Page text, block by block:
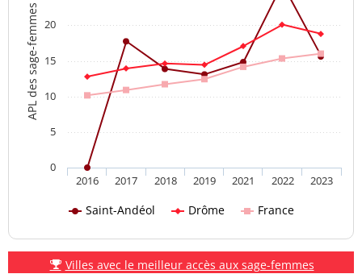
APL des sage-femmes
Saint-Andéol Drôme France
2016 2017 2018 2019 2021 2022 2023
0
5
10
15
20
Villes avec le meilleur accès aux sage-femmes